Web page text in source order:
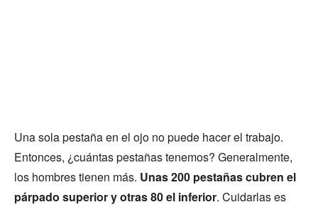
Una sola pestaña en el ojo no puede hacer el trabajo.
Entonces, ¿cuántas pestañas tenemos? Generalmente,
los hombres tienen más. Unas 200 pestañas cubren el
párpado superior y otras 80 el inferior. Cuidarlas es